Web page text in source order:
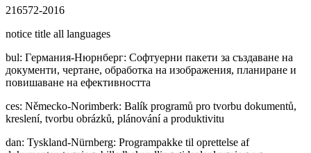
216572-2016
notice title all languages
bul: Гepмaния-Нюрнберг: Софтуерни пакети за създаване на
документи, чертане, обработка на изображения, планиране и
повишаване на ефективността
ces: Německo-Norimberk: Balík programů pro tvorbu dokumentů,
kreslení, tvorbu obrázků, plánování a produktivitu
dan: Tyskland-Nürnberg: Programpakke til oprettelse af